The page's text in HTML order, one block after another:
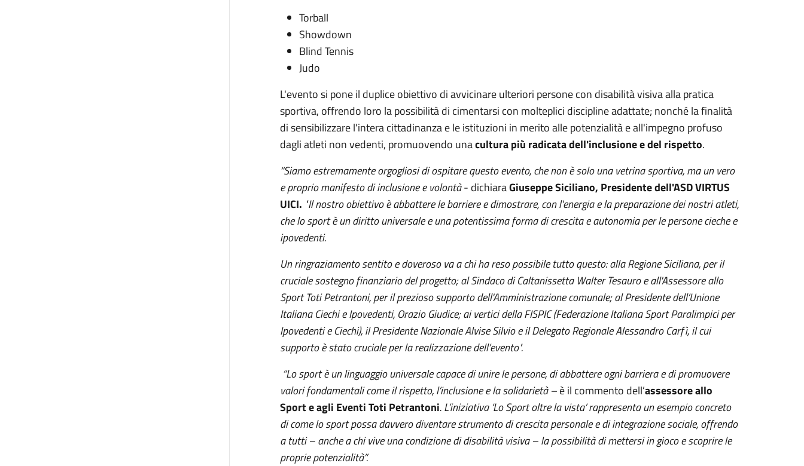
Torball
Showdown
Blind Tennis
Judo
L'evento si pone il duplice obiettivo di avvicinare ulteriori persone con disabilità visiva alla pratica
sportiva, offrendo loro la possibilità di cimentarsi con molteplici discipline adattate; nonché la finalità
di sensibilizzare l'intera cittadinanza e le istituzioni in merito alle potenzialità e all'impegno profuso
dagli atleti non vedenti, promuovendo unacultura più radicata dell'inclusione e del rispetto.
“Siamo estremamente orgogliosi di ospitare questo evento, che non è solo una vetrina sportiva, ma un vero
e proprio manifesto di inclusione e volontà- dichiaraGiuseppe Siciliano, Presidente dell'ASD VIRTUS
UICI. "Il nostro obiettivo è abbattere le barriere e dimostrare, con l'energia e la preparazione dei nostri atleti,
che lo sport è un diritto universale e una potentissima forma di crescita e autonomia per le persone cieche e
ipovedenti.
Un ringraziamento sentito e doveroso va a chi ha reso possibile tutto questo: alla Regione Siciliana, per il
cruciale sostegno finanziario del progetto; al Sindaco di Caltanissetta Walter Tesauro e all'Assessore allo
Sport Toti Petrantoni, per il prezioso supporto dell'Amministrazione comunale; al Presidente dell’Unione
Italiana Ciechi e Ipovedenti, Orazio Giudice; ai vertici della FISPIC (Federazione Italiana Sport Paralimpici per
Ipovedenti e Ciechi), il Presidente Nazionale Alvise Silvio e il Delegato Regionale Alessandro Carfì, il cui
supporto è stato cruciale per la realizzazione dell’evento".
“Lo sport è un linguaggio universale capace di unire le persone, di abbattere ogni barriera e di promuovere
valori fondamentali come il rispetto, l’inclusione e la solidarietà –è il commento dell’assessore allo
Sport e agli Eventi Toti Petrantoni. L’iniziativa ‘Lo Sport oltre la vista’ rappresenta un esempio concreto
di come lo sport possa davvero diventare strumento di crescita personale e di integrazione sociale, offrendo
a tutti – anche a chi vive una condizione di disabilità visiva – la possibilità di mettersi in gioco e scoprire le
proprie potenzialità”.